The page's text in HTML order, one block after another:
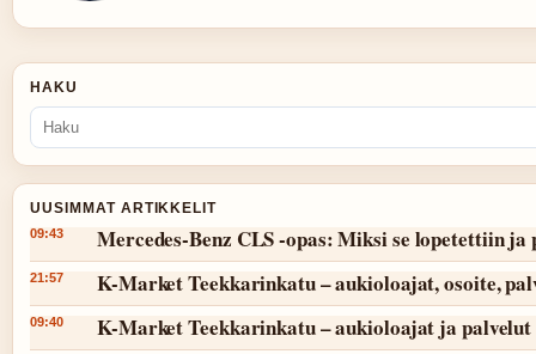
HAKU
UUSIMMAT ARTIKKELIT
09:43 Mercedes-Benz CLS -opas: Miksi se lopetettiin
21:57 K-Market Teekkarinkatu – aukioloajat, osoite,
09:40 K-Market Teekkarinkatu – aukioloajat ja palvelut